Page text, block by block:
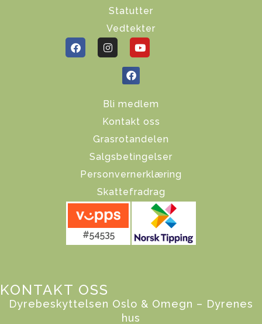
Gi en gave
Statutter
Vedtekter
Bli medlem
Kontakt oss
Grasrotandelen
Salgsbetingelser
Personvernerklæring
Skattefradrag
#54535
KONTAKT OSS
Dyrebeskyttelsen Oslo & Omegn – Dyrenes
hus